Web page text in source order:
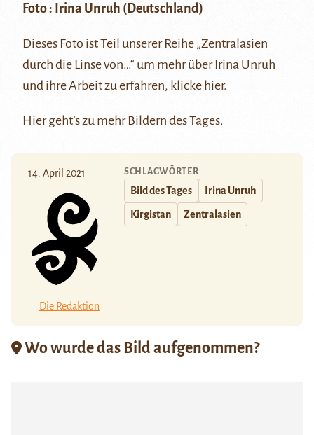
Foto : Irina Unruh (Deutschland)
Dieses Foto ist Teil unserer Reihe „Zentralasien
durch die Linse von…“ um mehr über Irina Unruh
und ihre Arbeit zu erfahren, klicke hier.
Hiergeht’s zu mehr Bildern des Tages.
14. April 2021
Die Redaktion
SCHLAGWÖRTER
Bild des Tages Irina Unruh
Kirgistan Zentralasien
Wo wurde das Bild aufgenommen?